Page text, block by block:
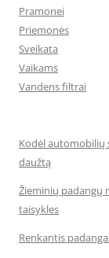
Pramonei
Priemonės
Sveikata
Vaikams
Vandens filtrai
Kodėl automobilių
daužtą
Žieminių padangų
taisykles
Renkantis